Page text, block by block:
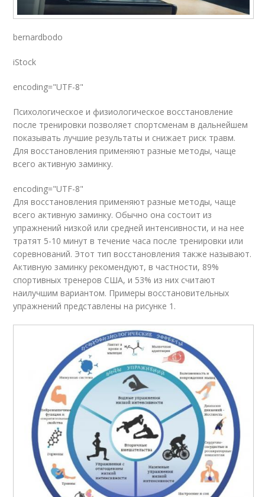
bernardbodo
iStock
encoding="UTF-8"
Психологическое и физиологическое восстановление
после тренировки позволяет спортсменам в дальнейшем
показывать лучшие результаты и снижает риск травм.
Для восстановления применяют разные методы, чаще
всего активную заминку.
encoding="UTF-8"
Для восстановления применяют разные методы, чаще
всего активную заминку. Обычно она состоит из
упражнений низкой или средней интенсивности, и на нее
тратят 5-10 минут в течение часа после тренировки или
соревнований. Этот тип восстановления также называют.
Активную заминку рекомендуют, в частности, 89%
спортивных тренеров США, и 53% из них считают
наилучшим вариантом. Примеры восстановительных
упражнений представлены на рисунке 1.